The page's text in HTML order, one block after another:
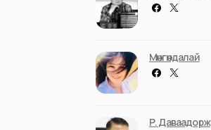
Мөнгөндалай
Р. Даваадорж